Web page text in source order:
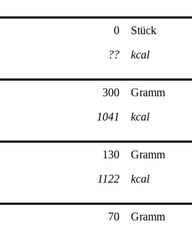
0
??
Stück
kcal
300
1041
Gramm
kcal
130
1122
Gramm
kcal
70
Gramm